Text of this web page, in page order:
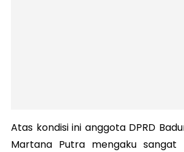
Atas kondisi ini anggota DPRD
Martana Putra mengaku sangat